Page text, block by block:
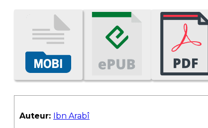
Auteur: Ibn Arabî